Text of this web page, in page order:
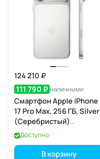
124 210 ₽
111 790 ₽ наличными
Смартфон Apple iPhone
17 Pro Max, 256 ГБ, Silver
(Серебристый)
SIM+eSIM
Доступно
В корзину